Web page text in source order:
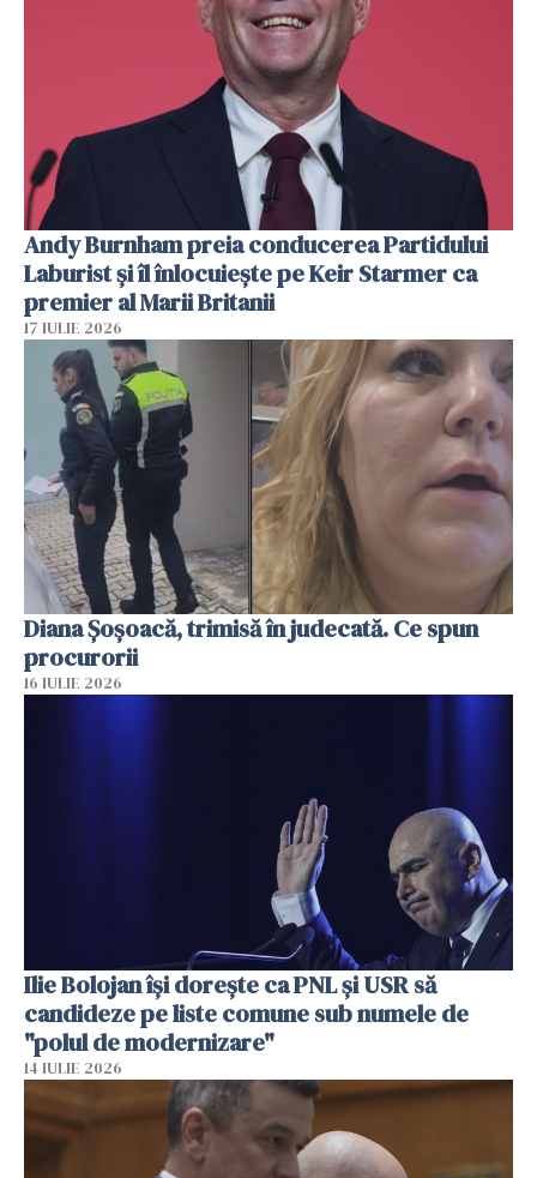
Andy Burnham preia conducerea Partidului
Laburist și îl înlocuiește pe Keir Starmer ca
premier al Marii Britanii
17 IULIE 2026
Diana Șoșoacă, trimisă în judecată. Ce spun
procurorii
16 IULIE 2026
Ilie Bolojan își dorește ca PNL și USR să
candideze pe liste comune sub numele de
"polul de modernizare"
14 IULIE 2026